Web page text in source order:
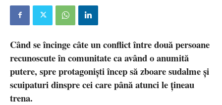
Când se încinge câte un conflict între două persoane
recunoscute în comunitate ca având o anumită
putere, spre protagoniști încep să zboare sudalme și
scuipaturi dinspre cei care până atunci le țineau
trena.